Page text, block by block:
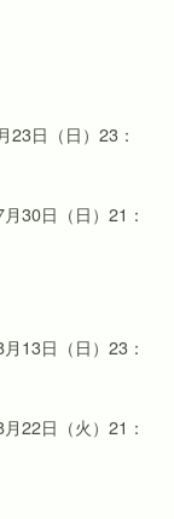
23日（日）23：
30日（日）21：
13日（日）23：
22日（火）21：